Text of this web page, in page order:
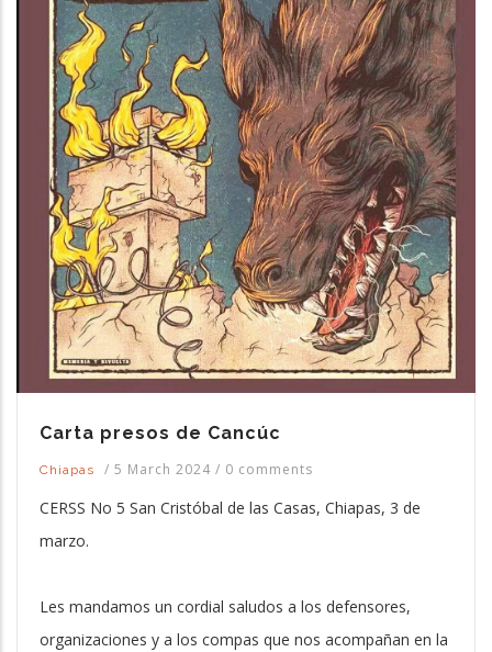
Carta presos de Cancúc
Chiapas / 5 March 2024 / 0 comments
CERSS No 5 San Cristóbal de las Casas, Chiapas, 3 de
marzo.
Les mandamos un cordial saludos a los defensores,
organizaciones y a los compas que nos acompañan en la